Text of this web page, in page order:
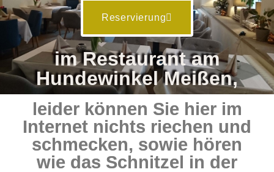
Reservierung
im Restaurant am
Hundewinkel Meißen,
leider können Sie hier im
Internet nichts riechen und
schmecken, sowie hören
wie das Schnitzel in der